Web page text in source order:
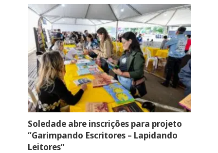
Soledade abre inscrições para projeto
“Garimpando Escritores – Lapidando
Leitores”